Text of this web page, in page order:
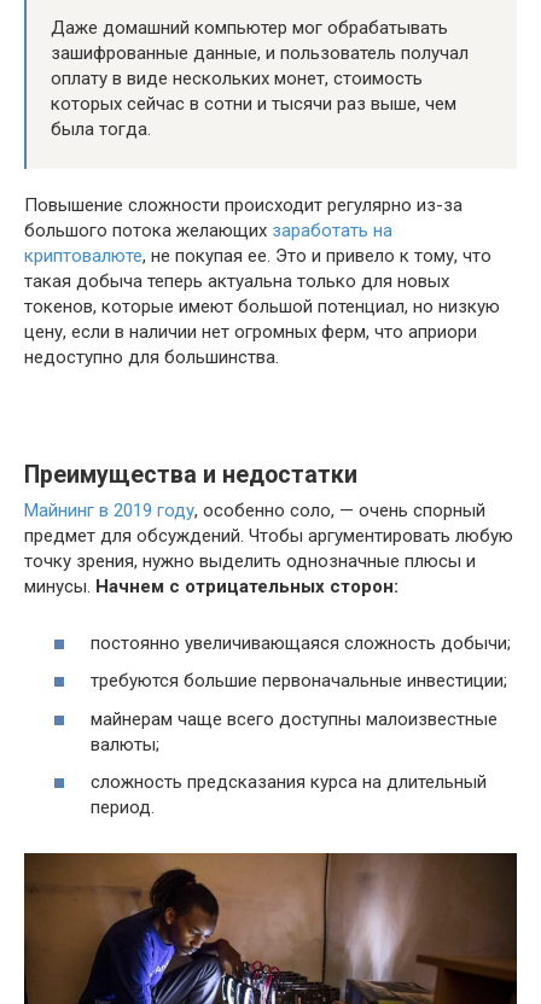
Даже домашний компьютер мог обрабатывать
зашифрованные данные, и пользователь получал
оплату в виде нескольких монет, стоимость
которых сейчас в сотни и тысячи раз выше, чем
была тогда.
Повышение сложности происходит регулярно из-за
большого потока желающих заработать на
криптовалюте, не покупая ее. Это и привело к тому, что
такая добыча теперь актуальна только для новых
токенов, которые имеют большой потенциал, но низкую
цену, если в наличии нет огромных ферм, что априори
недоступно для большинства.
Преимущества и недостатки
Майнинг в 2019 году, особенно соло, — очень спорный
предмет для обсуждений. Чтобы аргументировать любую
точку зрения, нужно выделить однозначные плюсы и
минусы. Начнем с отрицательных сторон:
постоянно увеличивающаяся сложность добычи;
требуются большие первоначальные инвестиции;
майнерам чаще всего доступны малоизвестные
валюты;
сложность предсказания курса на длительный
период.